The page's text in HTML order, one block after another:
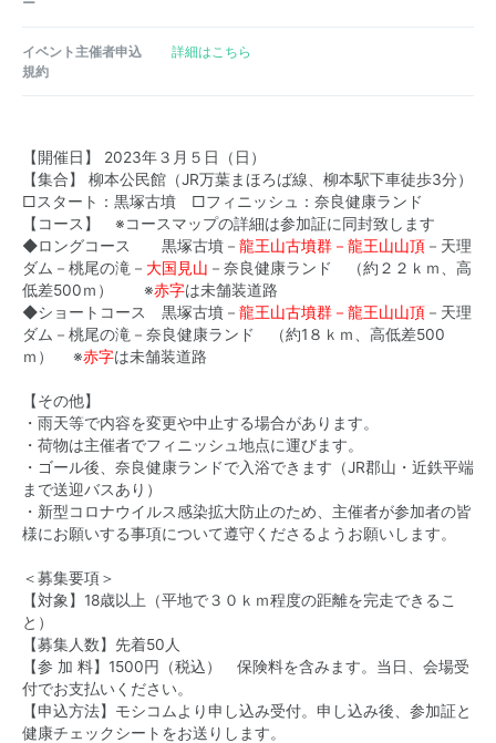
イベント主催者申込
規約
詳細はこちら
【開催日】 2023年３月５日（日）
【集合】 柳本公民館（JR万葉まほろば線、柳本駅下車徒歩3分）
□スタート：黒塚古墳 □フィニッシュ：奈良健康ランド
【コース】 ※コースマップの詳細は参加証に同封致します
◆ロングコース 黒塚古墳－ 龍王山古墳群－龍王山山頂 －天理
ダム－桃尾の滝－ 大国見山 －奈良健康ランド （約２２ｋｍ、高
低差500ｍ） ※赤字は未舗装道路
◆ショートコース 黒塚古墳－ 龍王山古墳群－龍王山山頂 －天理
ダム－桃尾の滝－奈良健康ランド （約1８ｋｍ、高低差500
ｍ） ※赤字は未舗装道路
【その他】
・雨天等で内容を変更や中止する場合があります。
・荷物は主催者でフィニッシュ地点に運びます。
・ゴール後、奈良健康ランドで入浴できます（JR郡山・近鉄平端
まで送迎バスあり）
・新型コロナウイルス感染拡大防止のため、主催者が参加者の皆
様にお願いする事項について遵守くださるようお願いします。
＜募集要項＞
【対象】18歳以上（平地で３０ｋｍ程度の距離を完走できるこ
と）
【募集人数】先着50人
【参 加 料】1500円（税込） 保険料を含みます。当日、会場受
付でお支払いください。
【申込方法】モシコムより申し込み受付。申し込み後、参加証と
健康チェックシートをお送りします。